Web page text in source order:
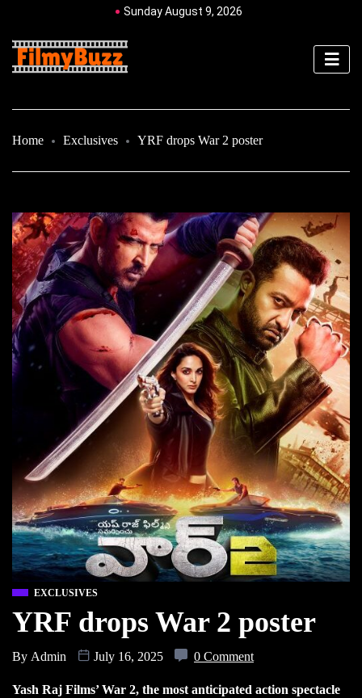
Sunday August 9, 2026
Home Exclusives YRF drops War 2 poster
EXCLUSIVES
YRF drops War 2 poster
By Admin July 16, 2025 0 Comment
Yash Raj Films’ War 2, the most anticipated action spectacle